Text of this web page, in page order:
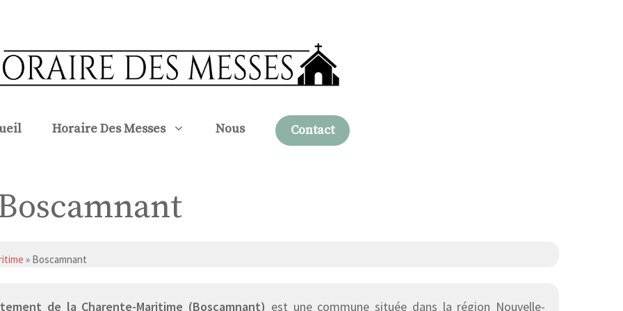
Horaire Des Messes Nous Contact
» Boscamnant
de la Charente-Maritime (Boscamnant) est une commune située dans la région Nouvelle-